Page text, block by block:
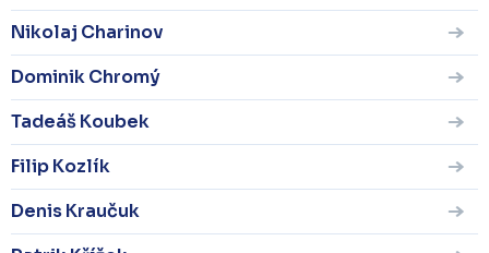
Nikolaj Charinov
Dominik Chromý
Tadeáš Koubek
Filip Kozlík
Denis Kraučuk